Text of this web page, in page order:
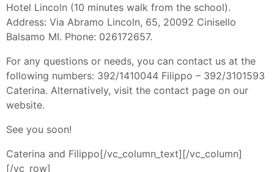
Hotel Lincoln (10 minutes walk from the school).
Address: Via Abramo Lincoln, 65, 20092 Cinisello
Balsamo MI. Phone: 026172657.
For any questions or needs, you can contact us at the
following numbers: 392/1410044 Filippo – 392/3101593
Caterina. Alternatively, visit the contact page on our
website.
See you soon!
Caterina and Filippo[/vc_column_text][/vc_column]
[/vc_row]